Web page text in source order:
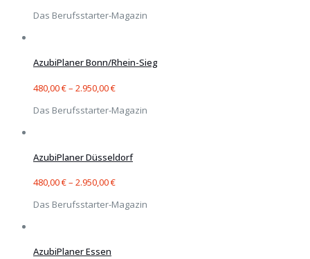
Das Berufsstarter-Magazin
AzubiPlaner Bonn/Rhein-Sieg
480,00€– 2.950,00€
Das Berufsstarter-Magazin
AzubiPlaner Düsseldorf
480,00€– 2.950,00€
Das Berufsstarter-Magazin
AzubiPlaner Essen